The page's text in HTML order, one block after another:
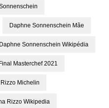
Daphne Sonnenschein Mãe
Daphne Sonnenschein Wikipédia
Final Masterchef 2021
Michelin
Rizzo Wikipedia